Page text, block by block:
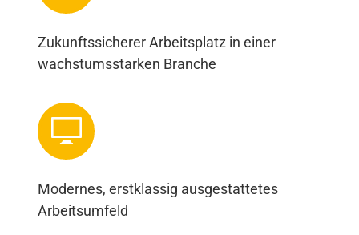
Zukunftssicherer Arbeitsplatz in einer
wachstumsstarken Branche
Modernes, erstklassig ausgestattetes
Arbeitsumfeld